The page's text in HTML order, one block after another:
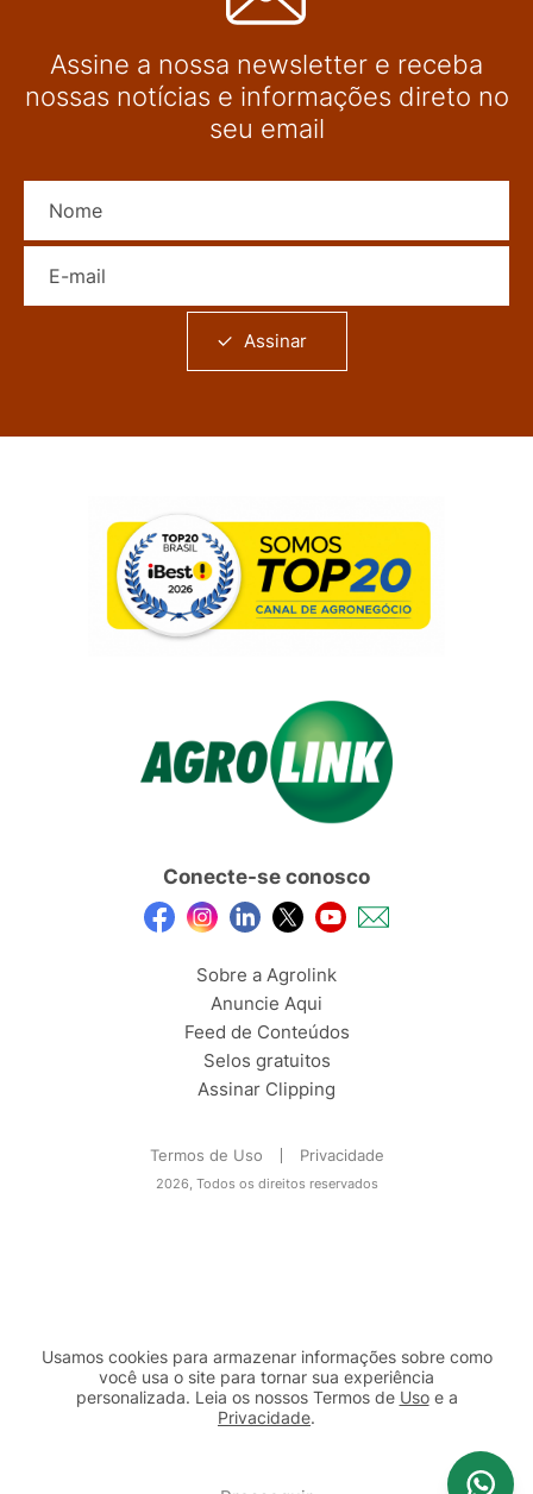
Assine a nossa newsletter e receba
nossas notícias e informações direto no
seu email
Assinar
Conecte-se conosco
Sobre a Agrolink
Anuncie Aqui
Feed de Conteúdos
Selos gratuitos
Assinar Clipping
Termos de Uso Privacidade
2026, Todos os direitos reservados
Usamos cookies para armazenar informações sobre como
você usa o site para tornar sua experiência
personalizada. Leia os nossos Termos de Usoe a
Privacidade.